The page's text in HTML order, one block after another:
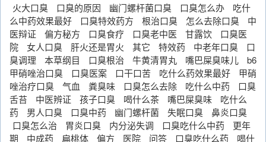
火大口臭 口臭的原因 幽门螺杆菌口臭 口臭怎么办
吃什
么中药效果最好
口臭特效药方 根治口臭 怎么去除口臭
中
医辩证
偏方秘方 口臭食疗 口臭老中医 甘露饮
口臭医
院
女人口臭 肝火还是胃火 其它 特效药 中老年口臭
口
臭调理
本草纲目 口臭根治 牛黄清胃丸 嘴巴屎臭味儿
b6
甲硝唑治口臭
口臭医案 口干口苦 吃什么药效果最好
甲硝
唑治疗口臭
气血 粪臭味 口臭怎么去除 吃什么中药
口臭
舌苔
中医辨证 孩子口臭 喝什么茶 嘴巴屎臭味
吃什么
药
男人口臭 口臭中药 幽门螺杆菌 失眠口臭
鼻炎口臭
口臭怎么治
胃炎口臭 内分泌失调 口臭吃什么中药
更年
期
中成药 扁桃体 偏方 医院 问答 口臭吃什么药
喝什